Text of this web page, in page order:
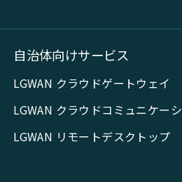
自治体向けサービス
LGWAN クラウドゲートウェイ
LGWAN クラウドコミュニケー
LGWAN リモートデスクトップ